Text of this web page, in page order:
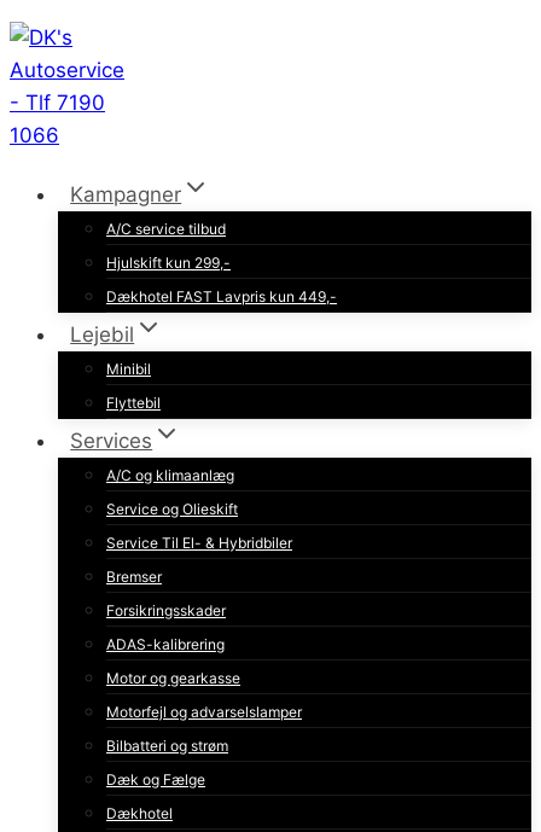
Fortsæt
til
indhold
Kampagner
A/C service tilbud
Hjulskift kun 299,-
Dækhotel FAST Lavpris kun 449,-
Lejebil
Minibil
Flyttebil
Services
A/C og klimaanlæg
Service og Olieskift
Service Til El- & Hybridbiler
Bremser
Forsikringsskader
ADAS-kalibrering
Motor og gearkasse
Motorfejl og advarselslamper
Bilbatteri og strøm
Dæk og Fælge
Dækhotel